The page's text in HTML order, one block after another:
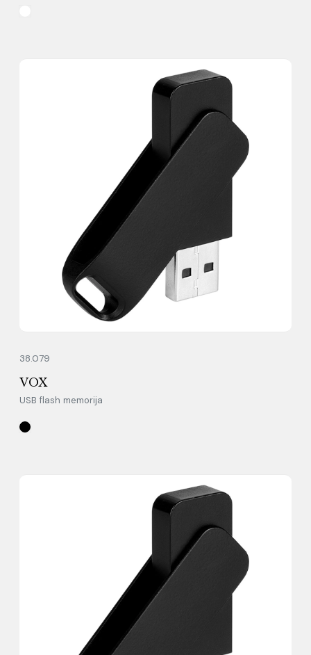
38.079
VOX
USB flash memorija